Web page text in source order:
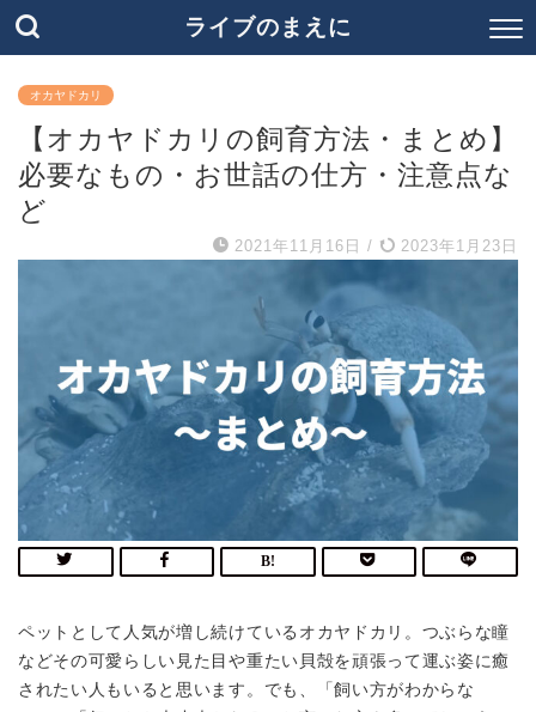
ライブのまえに
オカヤドカリ
【オカヤドカリの飼育方法・まとめ】
必要なもの・お世話の仕方・注意点な
ど
2021年11月16日 / 2023年1月23日
ペットとして人気が増し続けているオカヤドカリ。つぶらな瞳
などその可愛らしい見た目や重たい貝殻を頑張って運ぶ姿に癒
されたい人もいると思います。でも、「飼い方がわからな